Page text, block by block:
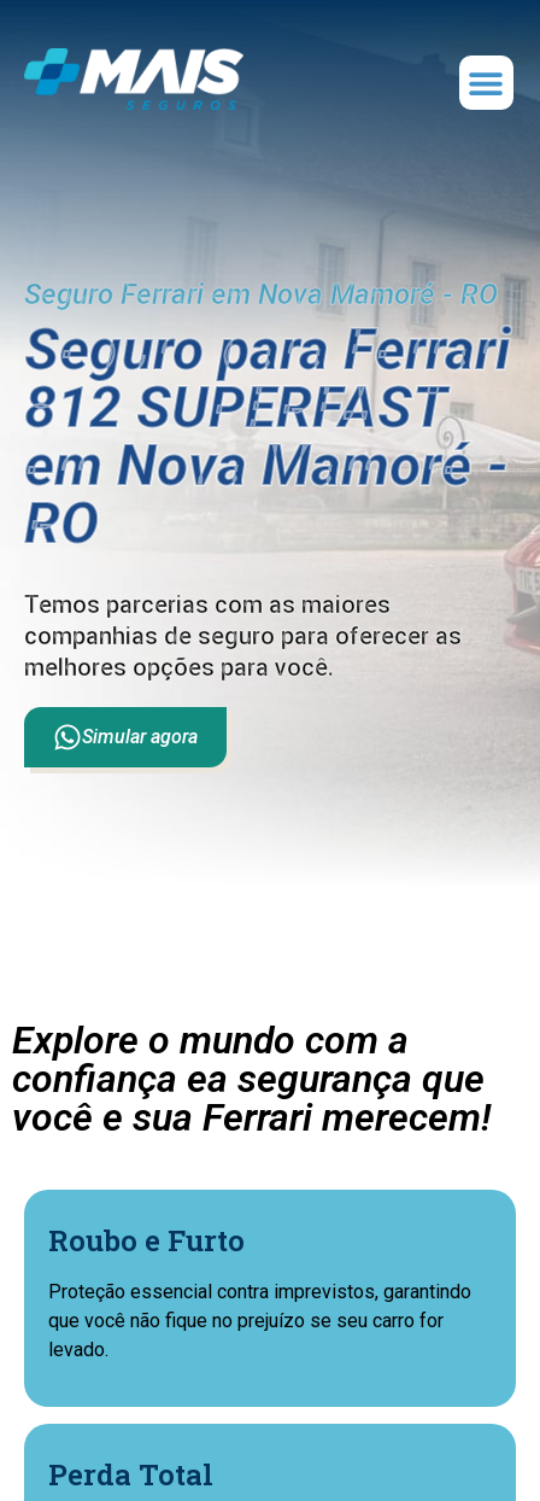
Seguro Ferrari em Nova Mamoré - RO
Seguro para Ferrari
812 SUPERFAST
em Nova Mamoré -
RO
Temos parcerias com as maiores
companhias de seguro para oferecer as
melhores opções para você.
Simular agora
Explore o mundo com a
confiança ea segurança que
você e sua Ferrari merecem!
Roubo e Furto
Proteção essencial contra imprevistos, garantindo
que você não fique no prejuízo se seu carro for
levado.
Perda Total